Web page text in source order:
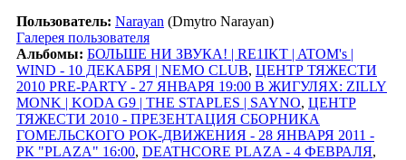
Пользователь: Narayan (Dmytro Narayan)
Галерея пользователя
Альбомы: БОЛЬШЕ НИ ЗВУКА! | RE1IKT | ATOM's |
WIND - 10 ДЕКАБРЯ | NEMO CLUB, ЦЕНТР ТЯЖЕСТИ
2010 PRE-PARTY - 27 ЯНВАРЯ 19:00 В ЖИГУЛЯХ: ZILLY
MONK | KODA G9 | THE STAPLES | SAYNO, ЦЕНТР
ТЯЖЕСТИ 2010 - ПРЕЗЕНТАЦИЯ СБОРНИКА
ГОМЕЛЬСКОГО РОК-ДВИЖЕНИЯ - 28 ЯНВАРЯ 2011 -
РК "PLAZA" 16:00, DEATHCORE PLAZA - 4 ФЕВРАЛЯ,